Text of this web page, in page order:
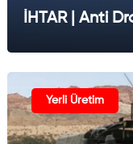
İHTAR | Anti
Yerli Üretim